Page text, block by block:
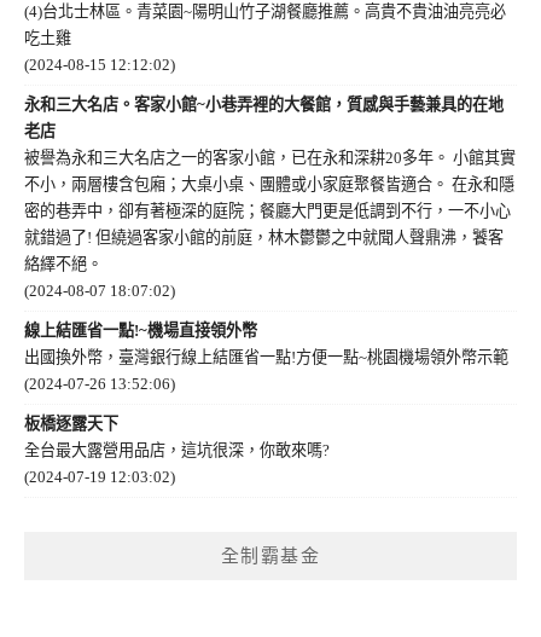
(4)台北士林區。青菜園~陽明山竹子湖餐廳推薦。高貴不貴油油亮亮必
吃土雞
(2024-08-15 12:12:02)
永和三大名店。客家小館~小巷弄裡的大餐館，質感與手藝兼具的在地
老店
被譽為永和三大名店之一的客家小館，已在永和深耕20多年。 小館其實
不小，兩層樓含包廂；大桌小桌、團體或小家庭聚餐皆適合。 在永和隱
密的巷弄中，卻有著極深的庭院；餐廳大門更是低調到不行，一不小心
就錯過了! 但繞過客家小館的前庭，林木鬱鬱之中就聞人聲鼎沸，饕客
絡繹不絕。
(2024-08-07 18:07:02)
線上結匯省一點!~機場直接領外幣
出國換外幣，臺灣銀行線上結匯省一點!方便一點~桃園機場領外幣示範
(2024-07-26 13:52:06)
板橋逐露天下
全台最大露營用品店，這坑很深，你敢來嗎?
(2024-07-19 12:03:02)
全制霸基金